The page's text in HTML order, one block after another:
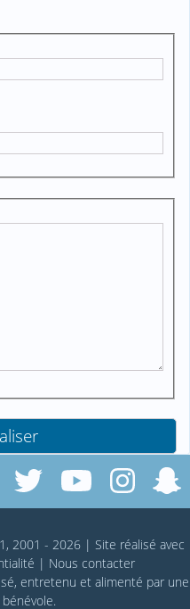
2001 - 2026 | Site réalisé avec
| Nous contacter
entretenu et alimenté par une